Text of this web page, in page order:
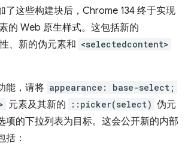
了这些构建块后，Chrome 134 终于实现
的 Web 原生样式。这包括新的
、新的伪元素和 <selectedcontent>
能，请将 appearance: base-select;
元素及其新的 ::picker(select) 伪元
项的下拉列表为目标。这会公开新的内部
括：